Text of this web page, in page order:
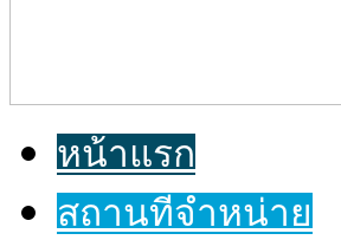
หน้าแรก
สถานที่จำหน่าย